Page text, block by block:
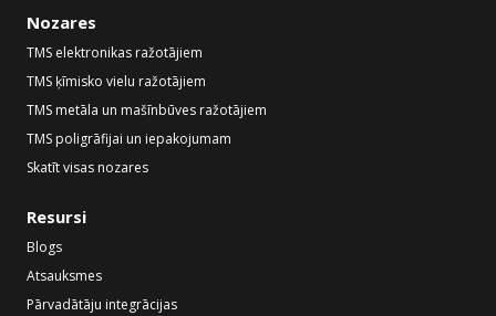
Nozares
TMS elektronikas ražotājiem
TMS ķīmisko vielu ražotājiem
TMS metāla un mašīnbūves ražotājiem
TMS poligrāfijai un iepakojumam
Skatīt visas nozares
Resursi
Blogs
Atsauksmes
Pārvadātāju integrācijas